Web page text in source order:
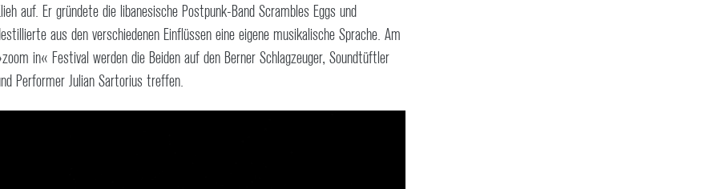
auf. Er gründete die libanesische Postpunk-Band Scrambles Eggs und
aus den verschiedenen Einflüssen eine eigene musikalische Sprache. Am
in« Festival werden die Beiden auf den Berner Schlagzeuger, Soundtüftler
Performer Julian Sartorius treffen.